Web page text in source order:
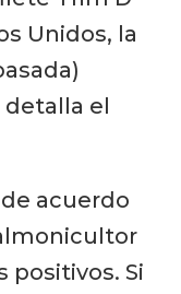
Unidos, la
detalla el
acuerdo
positivos. Si